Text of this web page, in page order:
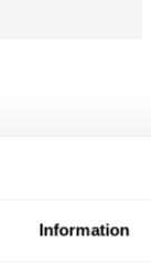
Information
Vi hyr ut allt du